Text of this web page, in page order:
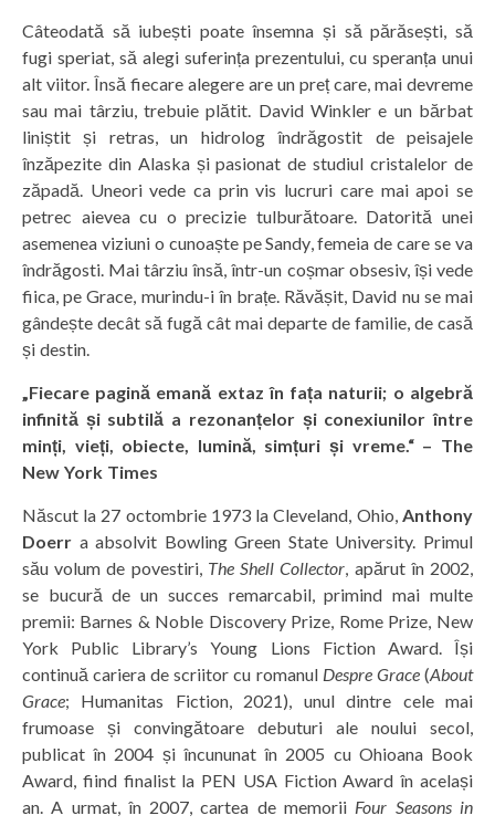
Câteodată să iubești poate însemna și să părăsești, să
fugi speriat, să alegi suferința prezentului, cu speranța unui
alt viitor. Însă fiecare alegere are un preț care, mai devreme
sau mai târziu, trebuie plătit. David Winkler e un bărbat
liniștit și retras, un hidrolog îndrăgostit de peisajele
înzăpezite din Alaska și pasionat de studiul cristalelor de
zăpadă. Uneori vede ca prin vis lucruri care mai apoi se
petrec aievea cu o precizie tulburătoare. Datorită unei
asemenea viziuni o cunoaște pe Sandy, femeia de care se va
îndrăgosti. Mai târziu însă, într-un coșmar obsesiv, își vede
fiica, pe Grace, murindu-i în brațe. Răvășit, David nu se mai
gândește decât să fugă cât mai departe de familie, de casă
și destin.
„Fiecare pagină emană extaz în fața naturii; o algebră
infinită și subtilă a rezonanțelor și conexiunilor între
minți, vieți, obiecte, lumină, simțuri și vreme.“ – The
New York Times
Născut la 27 octombrie 1973 la Cleveland, Ohio, Anthony
Doerr a absolvit Bowling Green State University. Primul
său volum de povestiri, The Shell Collector, apărut în 2002,
se bucură de un succes remarcabil, primind mai multe
premii: Barnes & Noble Discovery Prize, Rome Prize, New
York Public Library’s Young Lions Fiction Award. Își
continuă cariera de scriitor cu romanulDespre Grace(About
Grace; Humanitas Fiction, 2021), unul dintre cele mai
frumoase și convingătoare debuturi ale noului secol,
publicat în 2004 și încununat în 2005 cu Ohioana Book
Award, fiind finalist la PEN USA Fiction Award în același
an. A urmat, în 2007, cartea de memorii Four Seasons in